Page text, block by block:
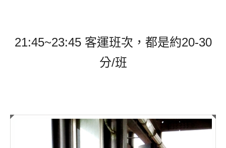
21:45~23:45 客運班次，都是約20-30
分/班